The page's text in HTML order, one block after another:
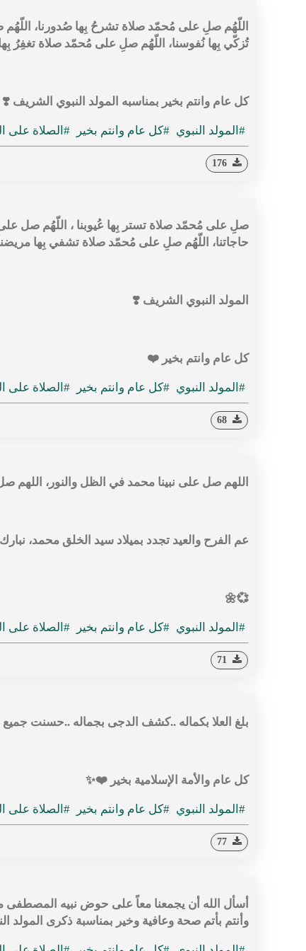
اللّهُم صلِ على مُحمّد صلاة تشرحُ بِها صُدورنا،
تُزكّي بِها نُفوسنا، اللّهُم صلِ على مُحمّد صلاة تغفِرُ بِها
كل عام وانتم بخير بمناسبه المولد النبوي الشريف ❣️
#المولد النبوي #كل عام وانتم بخير #الصلاة على
صلِ على مُحمّد صلاة تستر بِها عُيوبنا ، اللّهُم صل
حاجاتنا، اللّهُم صلِ على مُحمّد صلاة تشفي بِها
المولد النبوي الشريف ❣️
كل عام وانتم بخير ❤️
#المولد النبوي #كل عام وانتم بخير #الصلاة على
اللهم صل على نبينا محمد في الظل والنور،
عم الفرح والعيد تجدد بميلاد سيد الخلق محمد،
💞🌼
#المولد النبوي #كل عام وانتم بخير #الصلاة على
بلغ العلا بكماله ..كشف الدجى بجماله ..حسنت جميع
كل عام والأمة الإسلامية بخير ❤️✨
#المولد النبوي #كل عام وانتم بخير #الصلاة على
أسأل الله أن يجمعنا معاً على حوض نبيه المصطفى
وأنتم بأتم صحة وعافية وخير بمناسبة ذكرى المولد